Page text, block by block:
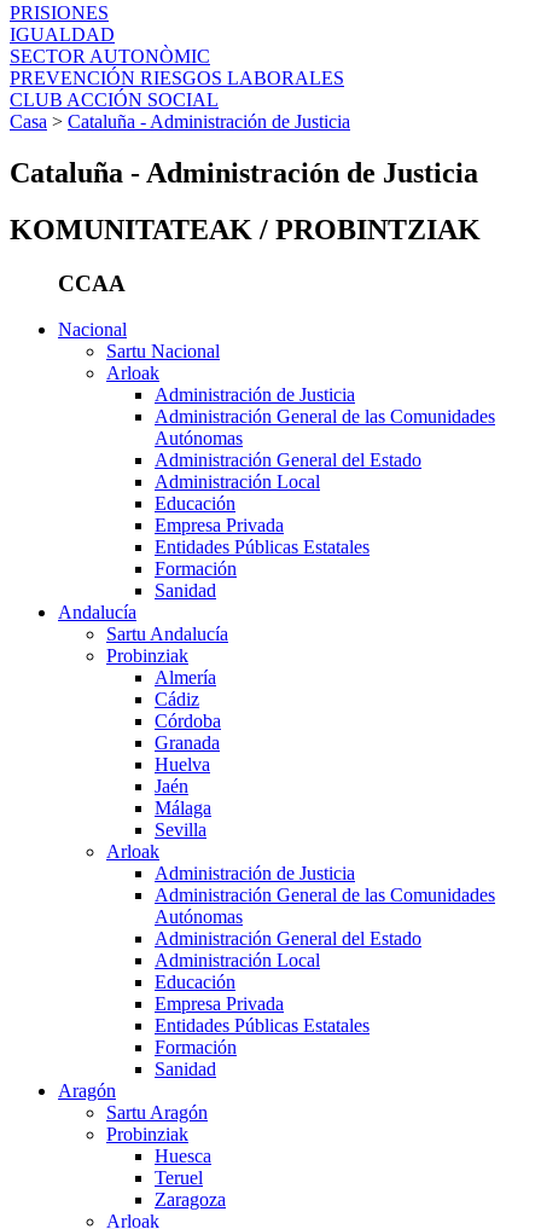
PRISIONES
IGUALDAD
SECTOR AUTONÒMIC
PREVENCIÓN RIESGOS LABORALES
CLUB ACCIÓN SOCIAL
Casa > Cataluña - Administración de Justicia
Cataluña - Administración de Justicia
KOMUNITATEAK / PROBINTZIAK
CCAA
Nacional
Sartu Nacional
Arloak
Administración de Justicia
Administración General de las Comunidades
Autónomas
Administración General del Estado
Administración Local
Educación
Empresa Privada
Entidades Públicas Estatales
Formación
Sanidad
Andalucía
Sartu Andalucía
Probinziak
Almería
Cádiz
Córdoba
Granada
Huelva
Jaén
Málaga
Sevilla
Arloak
Administración de Justicia
Administración General de las Comunidades
Autónomas
Administración General del Estado
Administración Local
Educación
Empresa Privada
Entidades Públicas Estatales
Formación
Sanidad
Aragón
Sartu Aragón
Probinziak
Huesca
Teruel
Zaragoza
Arloak